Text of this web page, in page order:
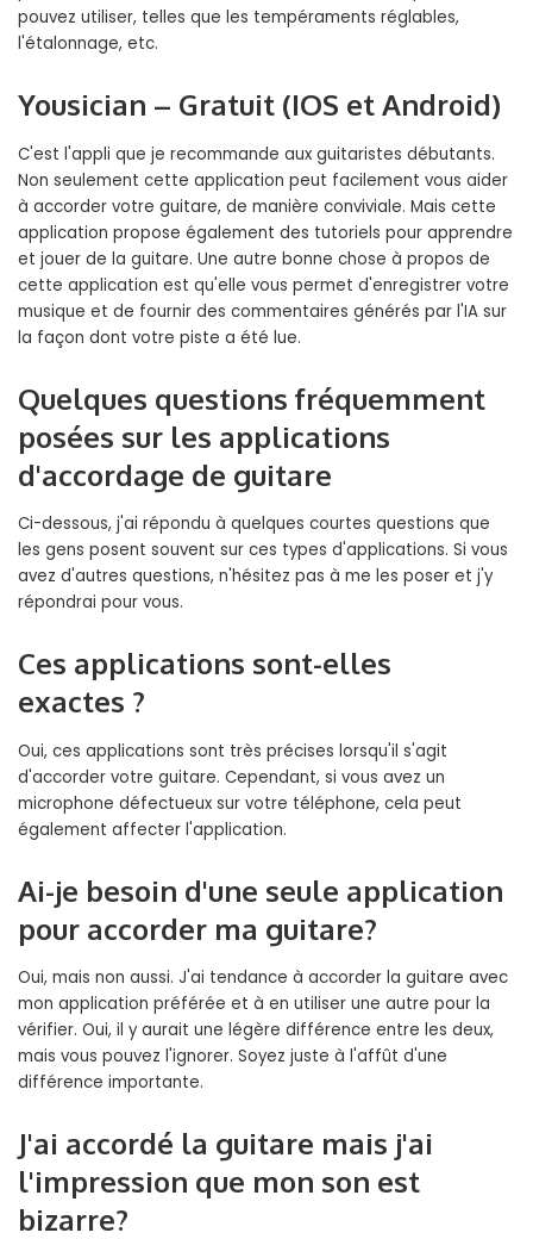
pouvez utiliser, telles que les tempéraments réglables,
l'étalonnage, etc.
Yousician – Gratuit (IOS et Android)
C'est l'appli que je recommande aux guitaristes débutants.
Non seulement cette application peut facilement vous aider
à accorder votre guitare, de manière conviviale. Mais cette
application propose également des tutoriels pour apprendre
et jouer de la guitare. Une autre bonne chose à propos de
cette application est qu'elle vous permet d'enregistrer votre
musique et de fournir des commentaires générés par l'IA sur
la façon dont votre piste a été lue.
Quelques questions fréquemment
posées sur les applications
d'accordage de guitare
Ci-dessous, j'ai répondu à quelques courtes questions que
les gens posent souvent sur ces types d'applications. Si vous
avez d'autres questions, n'hésitez pas à me les poser et j'y
répondrai pour vous.
Ces applications sont-elles
exactes ?
Oui, ces applications sont très précises lorsqu'il s'agit
d'accorder votre guitare. Cependant, si vous avez un
microphone défectueux sur votre téléphone, cela peut
également affecter l'application.
Ai-je besoin d'une seule application
pour accorder ma guitare?
Oui, mais non aussi. J'ai tendance à accorder la guitare avec
mon application préférée et à en utiliser une autre pour la
vérifier. Oui, il y aurait une légère différence entre les deux,
mais vous pouvez l'ignorer. Soyez juste à l'affût d'une
différence importante.
J'ai accordé la guitare mais j'ai
l'impression que mon son est
bizarre?